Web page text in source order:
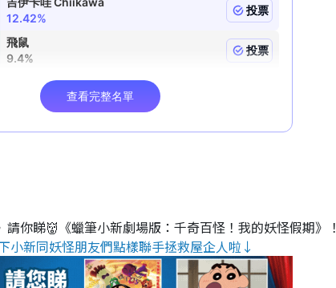
請你睇👹《蠟筆小新劇場版：千奇百怪！我的妖怪假期》！
小新同妖怪朋友們點樣聯手拯救屋企人啦↓